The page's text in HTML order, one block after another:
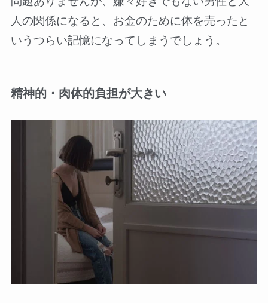
人の関係になると、お金のために体を売ったと
いうつらい記憶になってしまうでしょう。
精神的・肉体的負担が大きい